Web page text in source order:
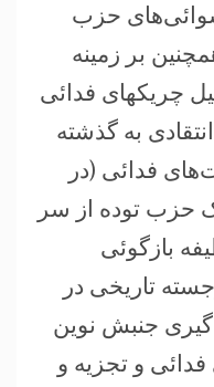
حزب
بر زمینه
چریکهای فدائی
به گذشته
فدائی (در
حزب توده از سر
بازگوئی
تاریخی در
گیری جنبش نوین
و تجزیه و